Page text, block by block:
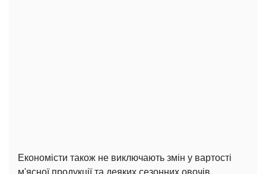
Економісти також не виключають змін у вартості
м'ясної продукції та деяких сезонних овочів.